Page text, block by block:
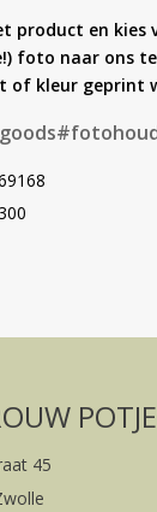
product en
foto naar ons
of kleur geprint
45